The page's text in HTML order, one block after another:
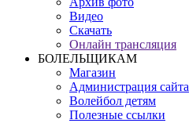
Видео
Скачать
Онлайн трансляция
БОЛЕЛЬЩИКАМ
Магазин
Администрация сайта
Волейбол детям
Полезные ссылки